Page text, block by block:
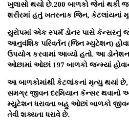
ખુલાસો થયો છે.200 બાળકો જેનાં થકી
શરીરમાં હતું ખતરનાક જિન, કેટલાંયનાં
યુરોપમાં એક સ્પર્મ ડોનર પાસે કૅન્સરનું
આનુવંશિક પરિવર્તન (જિન મ્યુટેશન)
ઉપયોગ કરવામાં આવ્યો હતો. આ
ઓછામાં ઓછાં 197 બાળકો જન્મ્યાં
આ બાળકોમાંથી કેટલાંકનાં મૃત્યુ થયાં
સમગ્ર જીવન દરમિયાન કૅન્સર
મ્યુટેશન ધરાવતા બહુ ઓછાં બાળકો
તેવી શક્યતા ધરાવે છે.